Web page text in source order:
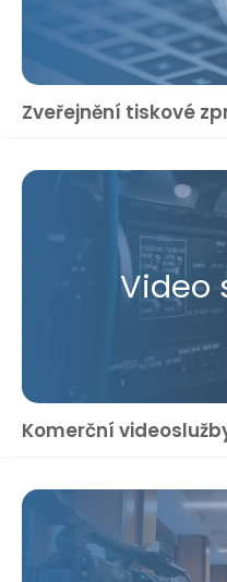
Zveřejnění tiskové
Video
Komerční